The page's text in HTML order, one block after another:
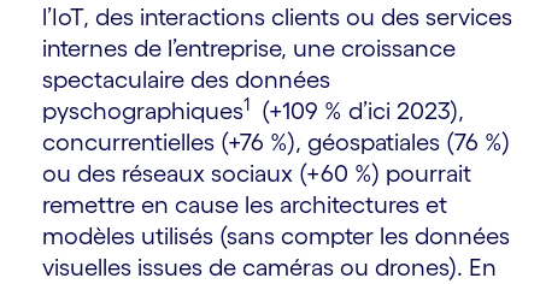
l’IoT, des interactions clients ou des services
internes de l’entreprise, une croissance
spectaculaire des données
pyschographiques1
(+109 % d’ici 2023),
concurrentielles (+76 %), géospatiales (76 %)
ou des réseaux sociaux (+60 %) pourrait
remettre en cause les architectures et
modèles utilisés (sans compter les données
visuelles issues de caméras ou drones). En